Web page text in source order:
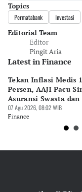
Topics
Permatabank Investasi
Editorial Team
Editor
Pingit Aria
Latest in Finance
Tekan Inflasi Medis
Persen, AAJI Pacu
Asuransi Swasta dan
Kesehatan
07 Agu 2026, 08:02 WIB
Finance